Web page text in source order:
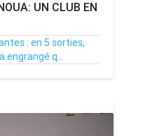
UN CLUB EN
: en 5 sorties,
engrangé q...
0